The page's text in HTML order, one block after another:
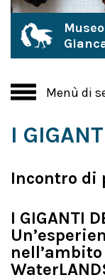
Menù di
I
Incontro di
I GIGANTI